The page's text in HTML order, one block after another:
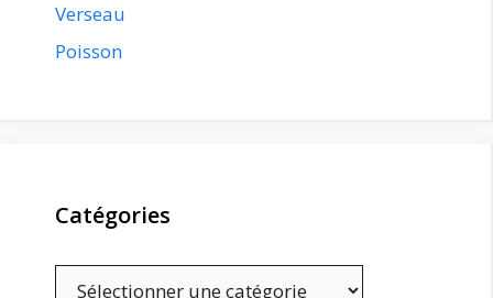
Verseau
Poisson
Catégories